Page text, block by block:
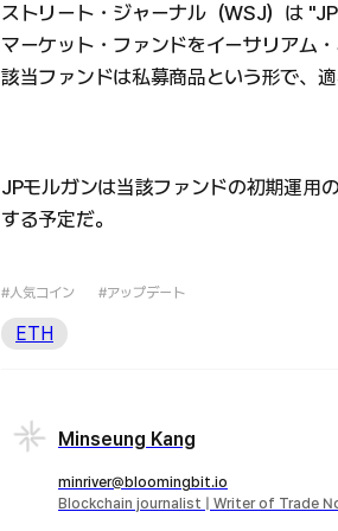
ストリート・ジャーナル（WSJ）は
マーケット・ファンドをイーサリアム
該当ファンドは私募商品という形で、
JPモルガンは当該ファンドの初期運用
する予定だ。
#人気コイン #アップデート
ETH
Minseung Kang
minriver@bloomingbit.io
Blockchain journalist | Writer of Trade